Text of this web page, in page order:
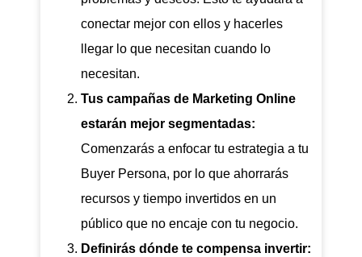
conectar mejor con ellos y hacerles
llegar lo que necesitan cuando lo
necesitan.
Tus campañas de Marketing Online
estarán mejor segmentadas:
Comenzarás a enfocar tu estrategia a tu
Buyer Persona, por lo que ahorrarás
recursos y tiempo invertidos en un
público que no encaje con tu negocio.
Definirás dónde te compensa invertir: